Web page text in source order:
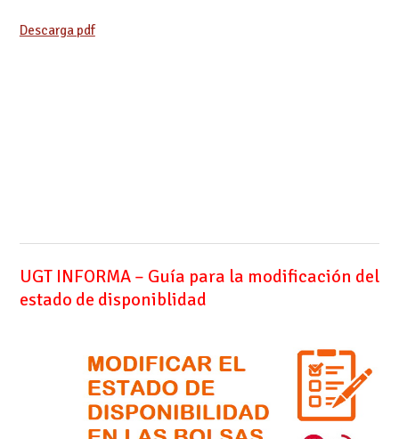
Descarga pdf
UGT INFORMA – Guía para la modificación del
estado de disponiblidad